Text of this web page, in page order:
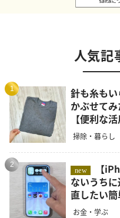
人気記
1
針も糸も
かぶせて
【便利な活
掃除・暮らし
2
new
ないうち
直したい
お金・学ぶ